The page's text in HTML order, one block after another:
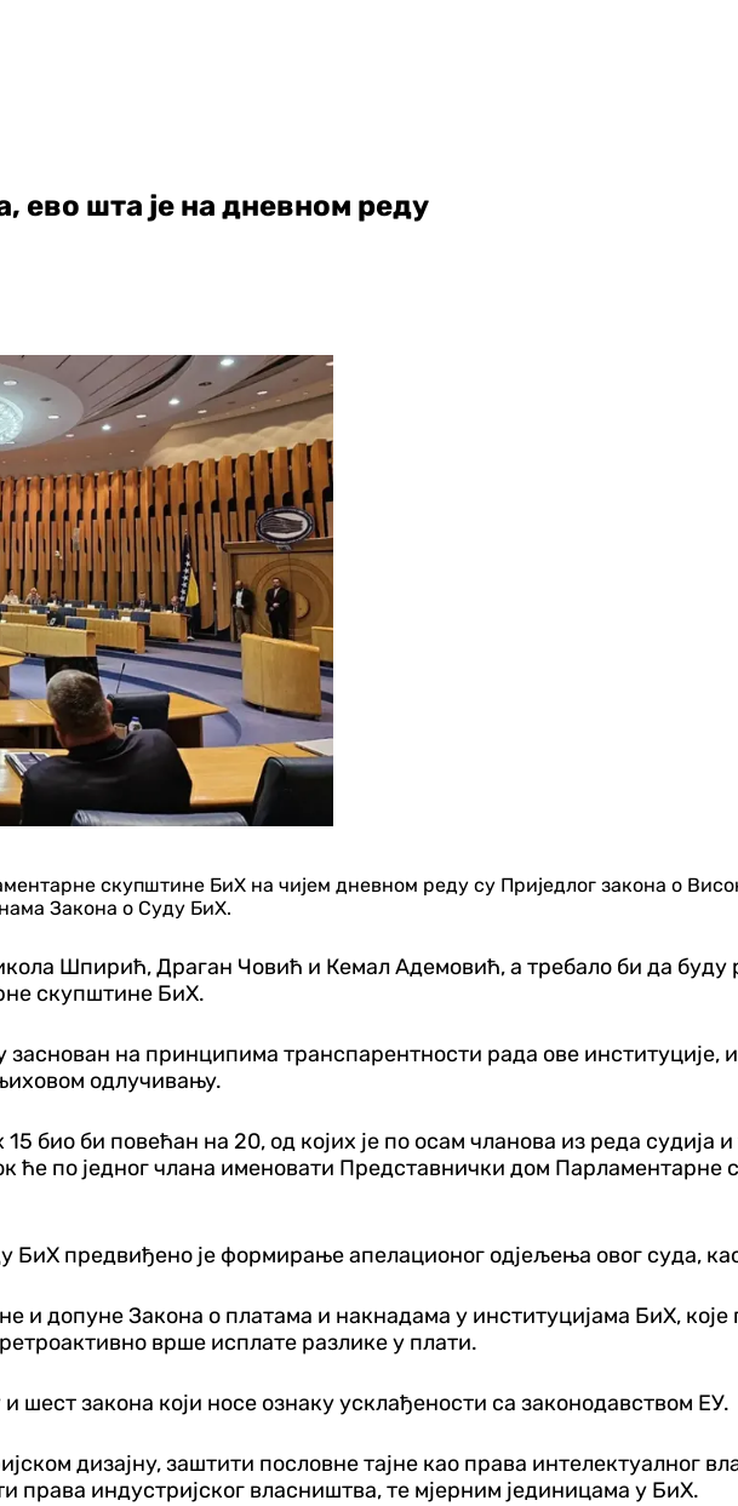
ево шта је на дневном реду
скупштине БиХ на чијем дневном реду су Приједлог закона о
Закона о Суду БиХ.
Шпирић, Драган Човић и Кемал Адемовић, а требало би да
скупштине БиХ.
на принципима транспарентности рада ове институције,
одлучивању.
био би повећан на 20, од којих је по осам чланова из реда судија
по једног члана именовати Представнички дом Парламентарне
предвиђено је формирање апелационог одјељења овог суда,
и допуне Закона о платама и накнадама у институцијама БиХ, које
врше исплате разлике у плати.
закона који носе ознаку усклађености са законодавством ЕУ.
дизајну, заштити пословне тајне као права интелектуалног
права индустријског власништва, те мјерним јединицама у БиХ.